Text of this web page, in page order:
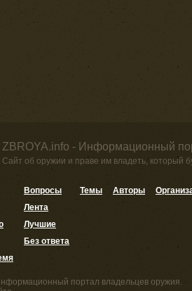
ZBROYA.info - Информационный
Сайт об оружии и праве им владеть, который
Вопросы
Лента
Лучшие
Без ответа
Темы Авторы
портал владельцев оружия.